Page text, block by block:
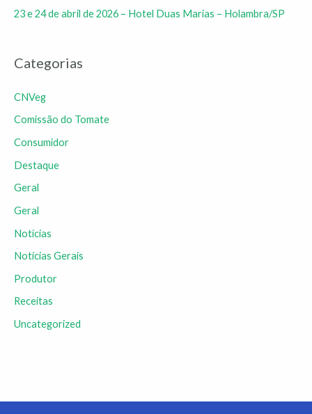
23 e 24 de abril de 2026 – Hotel Duas Marias – Holambra/SP
Categorias
CNVeg
Comissão do Tomate
Consumidor
Destaque
Geral
Geral
Notícias
Notícias Gerais
Produtor
Receitas
Uncategorized